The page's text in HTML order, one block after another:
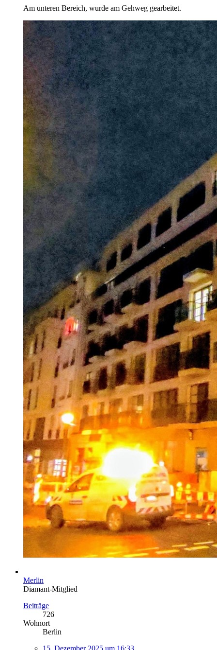
Am unteren Bereich, wurde am Gehweg gearbeitet.
Merlin
Diamant-Mitglied
Beiträge
726
Wohnort
Berlin
15. Dezember 2025 um 16:33